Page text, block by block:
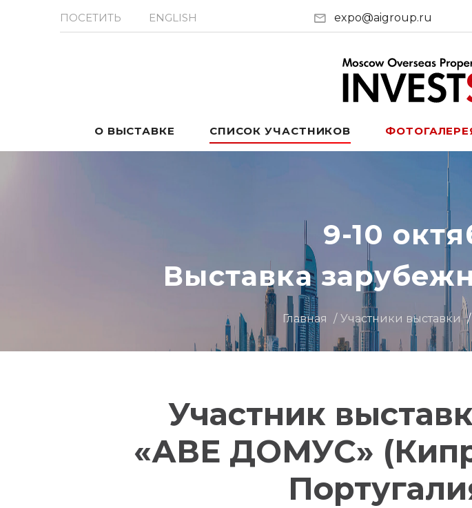
ПОСЕТИТЬ ENGLISH expo@aigroup.ru
О ВЫСТАВКЕ СПИСОК УЧАСТНИКОВ
9-10
Выставка
Главная Участники выставки
Участник
«АВЕ ДОМУС»